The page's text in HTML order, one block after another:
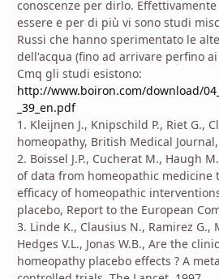
conoscenze per dirlo.
essere e per di più vi sono studi
Russi che hanno sperimentato le
dell'acqua (fino ad arrivare perfino
Cmq gli studi esistono:
http://www.boiron.com/download/
_39_en.pdf
1. Kleijnen J., Knipschild P., Riet G.,
homeopathy, British Medical
2. Boissel J.P., Cucherat M., Haugh
of data from homeopathic medicine
efficacy of homeopathic
placebo, Report to the European
3. Linde K., Clausius N., Ramirez G.,
Hedges V.L., Jonas W.B., Are the
homeopathy placebo effects ? A